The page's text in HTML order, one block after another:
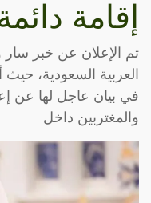
إقامة
تم الإعلان عن خبر
العربية السعودية،
في بيان عاجل لها عن
والمغتربين داخل